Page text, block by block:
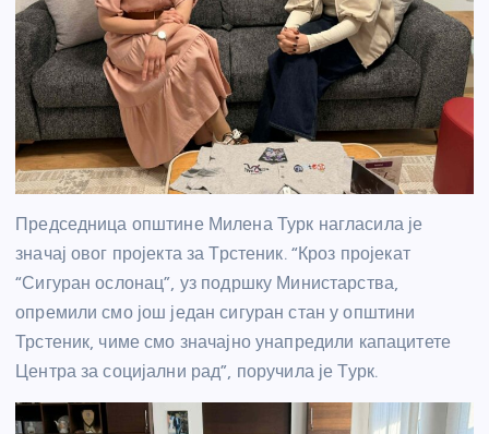
Председница општине Милена Турк нагласила је
значај овог пројекта за Трстеник. “Кроз пројекат
“Сигуран ослонац”, уз подршку Министарства,
опремили смо још један сигуран стан у општини
Трстеник, чиме смо значајно унапредили капацитете
Центра за социјални рад”, поручила је Турк.